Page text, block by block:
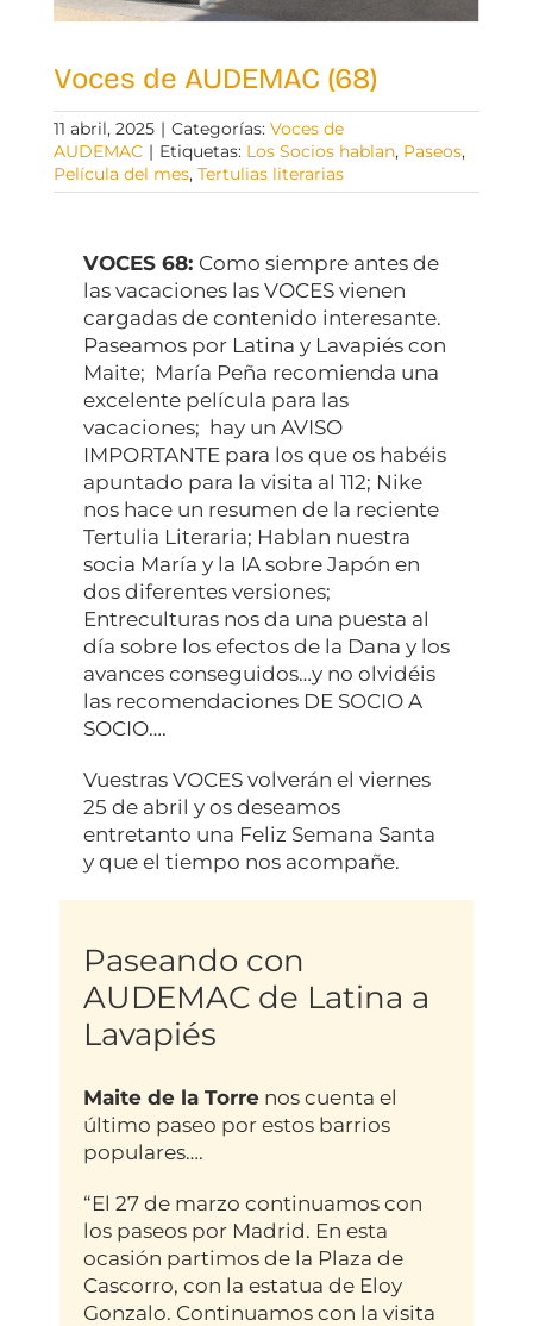
Voces de AUDEMAC (68)
11 abril, 2025 | Categorías: Voces de
AUDEMAC | Etiquetas: Los Socios hablan, Paseos,
Película del mes, Tertulias literarias
VOCES 68: Como siempre antes de
las vacaciones las VOCES vienen
cargadas de contenido interesante.
Paseamos por Latina y Lavapiés con
Maite; María Peña recomienda una
excelente película para las
vacaciones; hay un AVISO
IMPORTANTE para los que os habéis
apuntado para la visita al 112; Nike
nos hace un resumen de la reciente
Tertulia Literaria; Hablan nuestra
socia María y la IA sobre Japón en
dos diferentes versiones;
Entreculturas nos da una puesta al
día sobre los efectos de la Dana y los
avances conseguidos…y no olvidéis
las recomendaciones DE SOCIO A
SOCIO….
Vuestras VOCES volverán el viernes
25 de abril y os deseamos
entretanto una Feliz Semana Santa
y que el tiempo nos acompañe.
Paseando con
AUDEMAC de Latina a
Lavapiés
Maite de la Torrenos cuenta el
último paseo por estos barrios
populares….
“El 27 de marzo continuamos con
los paseos por Madrid. En esta
ocasión partimos de la Plaza de
Cascorro, con la estatua de Eloy
Gonzalo. Continuamos con la visita